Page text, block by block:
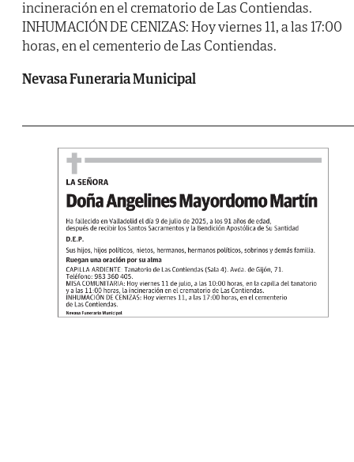
incineración en el crematorio de Las Contiendas.
INHUMACIÓN DE CENIZAS: Hoy viernes 11, a las 17:00
horas, en el cementerio de Las Contiendas.
Nevasa Funeraria Municipal